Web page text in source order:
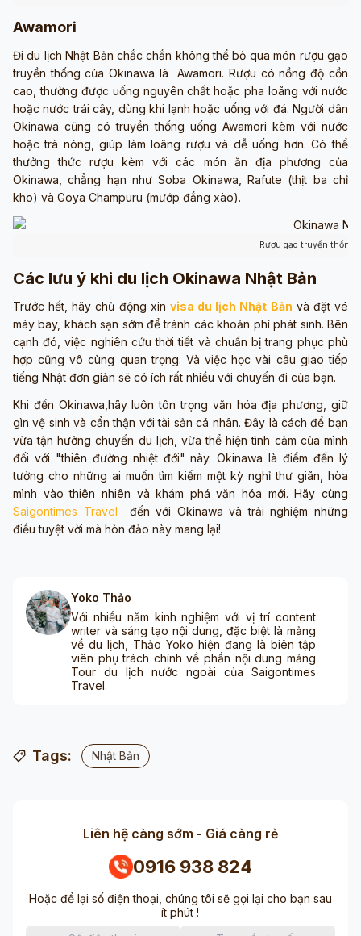
Awamori
Đi du lịch Nhật Bản chắc chắn không thể bỏ qua món rượu gạo
truyền thống của Okinawa là Awamori. Rượu có nồng độ cồn
cao, thường được uống nguyên chất hoặc pha loãng với nước
hoặc nước trái cây, dùng khi lạnh hoặc uống với đá. Người dân
Okinawa cũng có truyền thống uống Awamori kèm với nước
hoặc trà nóng, giúp làm loãng rượu và dễ uống hơn. Có thể
thưởng thức rượu kèm với các món ăn địa phương của
Okinawa, chẳng hạn như Soba Okinawa, Rafute (thịt ba chỉ
kho) và Goya Champuru (mướp đắng xào).
Rượu gạo truyền thống
Các lưu ý khi du lịch Okinawa Nhật Bản
Trước hết, hãy chủ động xin visa du lịch Nhật Bản và đặt vé
máy bay, khách sạn sớm để tránh các khoản phí phát sinh. Bên
cạnh đó, việc nghiên cứu thời tiết và chuẩn bị trang phục phù
hợp cũng vô cùng quan trọng. Và việc học vài câu giao tiếp
tiếng Nhật đơn giản sẽ có ích rất nhiều với chuyến đi của bạn.
Khi đến Okinawa,hãy luôn tôn trọng văn hóa địa phương, giữ
gìn vệ sinh và cẩn thận với tài sản cá nhân. Đây là cách để bạn
vừa tận hưởng chuyến du lịch, vừa thể hiện tình cảm của mình
đối với "thiên đường nhiệt đới" này. Okinawa là điểm đến lý
tưởng cho những ai muốn tìm kiếm một kỳ nghỉ thư giãn, hòa
mình vào thiên nhiên và khám phá văn hóa mới. Hãy cùng
Saigontimes Travel đến với Okinawa và trải nghiệm những
điều tuyệt vời mà hòn đảo này mang lại!
Yoko Thảo
Với nhiều năm kinh nghiệm với vị trí content
writer và sáng tạo nội dung, đặc biệt là mảng
về du lịch, Thảo Yoko hiện đang là biên tập
viên phụ trách chính về phần nội dung mảng
Tour du lịch nước ngoài của Saigontimes
Travel.
Tags: Nhật Bản
Liên hệ càng sớm - Giá càng rẻ
0916 938 824
Hoặc để lại số điện thoại, chúng tôi sẽ gọi lại cho bạn sau
ít phút !